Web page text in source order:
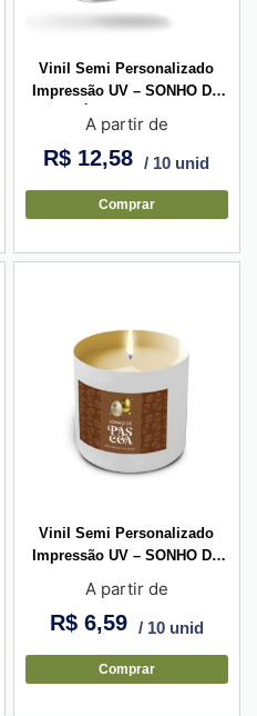
Vinil Semi Personalizado
Impressão UV – SONHO DE
A partir de
R$ 12,58 / 10 unid
Comprar
Vinil Semi Personalizado
Impressão UV – SONHO DE
Horizontal
A partir de
R$6,59 / 10 unid
Comprar